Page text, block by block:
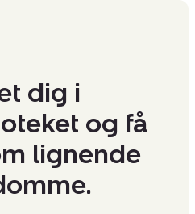
dig i
og få
lignende